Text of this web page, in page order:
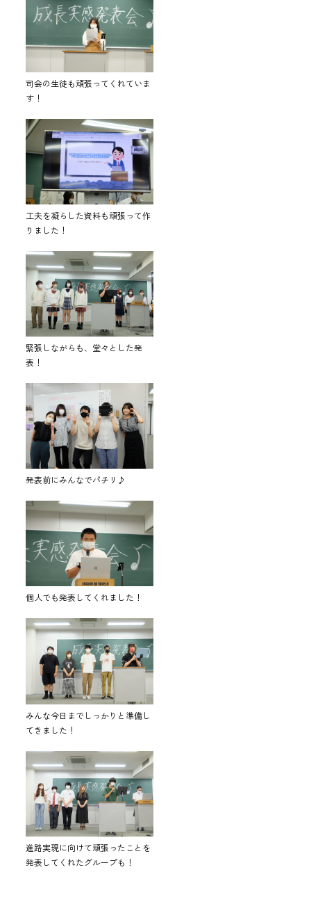
司会の生徒も頑張ってくれていま
す！
工夫を凝らした資料も頑張って作
りました！
緊張しながらも、堂々とした発
表！
発表前にみんなでパチリ♪
個人でも発表してくれました！
みんな今日までしっかりと準備し
てきました！
進路実現に向けて頑張ったことを
発表してくれたグループも！